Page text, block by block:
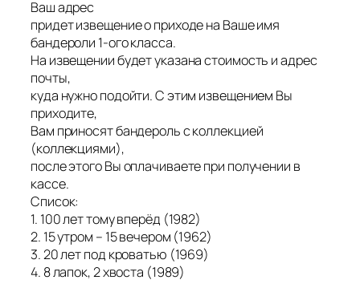
Ваш адрес
придет извещение о приходе на Ваше имя
бандероли 1-ого класса.
На извещении будет указана стоимость и адрес
почты,
куда нужно подойти. С этим извещением Вы
приходите,
Вам приносят бандероль с коллекцией
(коллекциями),
после этого Вы оплачиваете при получении в
кассе.
Список:
1. 100 лет тому вперёд (1982)
2. 15 утром – 15 вечером (1962)
3. 20 лет под кроватью (1969)
4. 8 лапок, 2 хвоста (1989)